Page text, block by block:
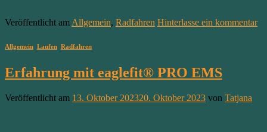
Veröffentlicht am Allgemein, Radfahren Hinterlasse ein kommentar
Allgemein Laufen Radfahren
Erfahrung mit eaglefit® PRO EMS
Veröffentlicht am 13. Oktober 202320. Oktober 2023 von Tatjana